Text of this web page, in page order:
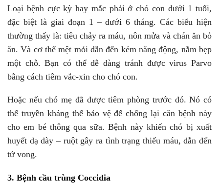
Loại bệnh cực kỳ hay mắc phải ở chó con dưới 1 tuổi,
đặc biệt là giai đoạn 1 – dưới 6 tháng. Các biểu hiện
thường thấy là: tiêu chảy ra máu, nôn mửa và chán ăn bỏ
ăn. Và cơ thể mệt mỏi dẫn đến kém năng động, nằm bẹp
một chỗ. Bạn có thể dễ dàng tránh được virus Parvo
bằng cách tiêm vắc-xin cho chó con.
Hoặc nếu chó mẹ đã được tiêm phòng trước đó. Nó có
thể truyền kháng thể bảo vệ để chống lại căn bệnh này
cho em bé thông qua sữa. Bệnh này khiến chó bị xuất
huyết dạ dày – ruột gây ra tình trạng thiếu máu, dẫn đến
tử vong.
3. Bệnh cầu trùng Coccidia